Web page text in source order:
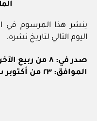
ينشر هذا المرسوم في
اليوم التالي لتاريخ نشره.
صدر في: ٨ من ربيع الآخر سنة ١٤٤٥هـ
الموافق: ٢٣ من أكتوبر سنة ٢٠٢٣م